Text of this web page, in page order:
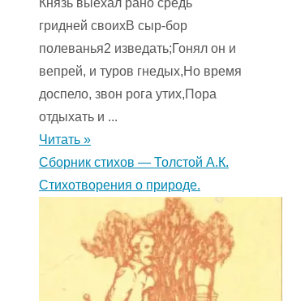
Князь выехал рано средь
гридней своихВ сыр-бор
полеванья2 изведать;Гонял он и
вепрей, и туров гнедых,Но время
доспело, звон рога утих,Пора
отдыхать и ...
Читать »
Сборник стихов — Толстой А.К.
Стихотворения о природе.